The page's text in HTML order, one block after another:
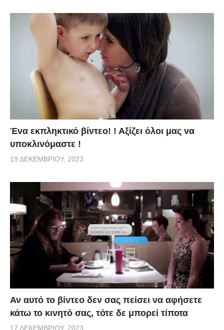
Ένα εκπληκτικό βίντεο! ! Αξίζει όλοι μας να
υποκλινόμαστε !
19 ΔΕΚΕΜΒΡΊΟΥ, 2023
Αν αυτό το βίντεο δεν σας πείσει να αφήσετε
κάτω το κινητό σας, τότε δε μπορεί τίποτα
17 ΔΕΚΕΜΒΡΊΟΥ, 2023